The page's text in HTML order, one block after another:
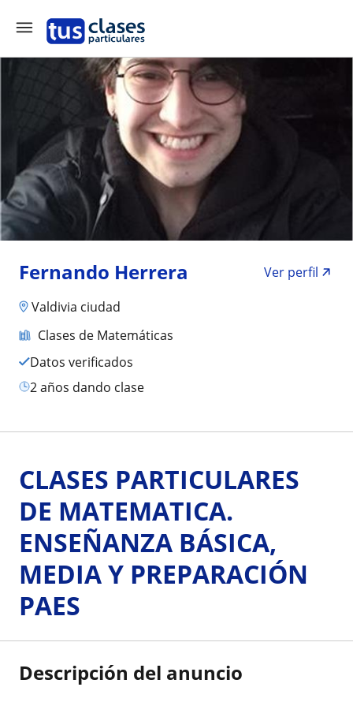
Fernando Herrera
Ver perfil
Valdivia ciudad
Clases de Matemáticas
Datos verificados
2 años dando clase
CLASES PARTICULARES
DE MATEMATICA.
ENSEÑANZA BÁSICA,
MEDIA Y PREPARACIÓN
PAES
Descripción del anuncio